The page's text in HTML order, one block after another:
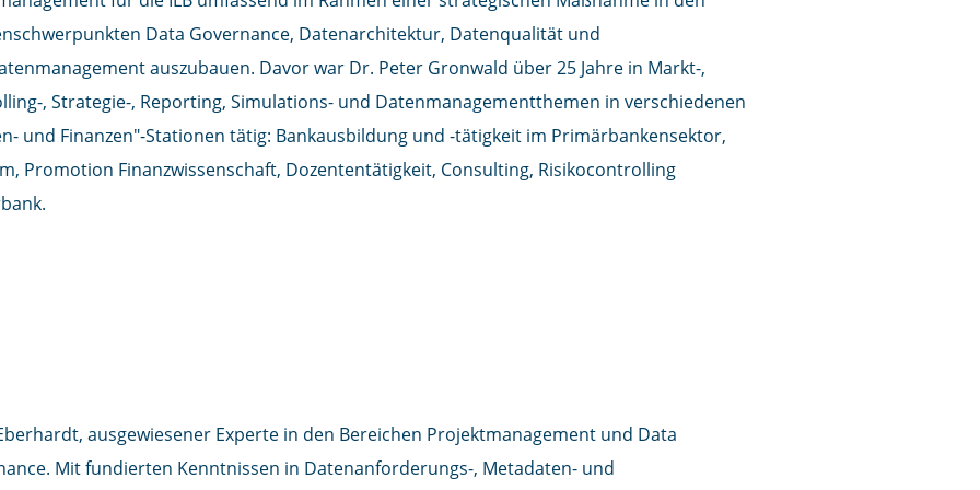
Data Governance, Datenarchitektur, Datenqualität und
auszubauen. Davor war Dr. Peter Gronwald über 25 Jahre in Markt-,
, Strategie-, Reporting, Simulations- und Datenmanagementthemen in verschiedenen
und Finanzen"-Stationen tätig: Bankausbildung und -tätigkeit im Primärbankensektor,
Promotion Finanzwissenschaft, Dozententätigkeit, Consulting, Risikocontrolling
Eberhardt
ausgewiesener Experte in den Bereichen Projektmanagement und Data
Mit fundierten Kenntnissen in Datenanforderungs-, Metadaten- und